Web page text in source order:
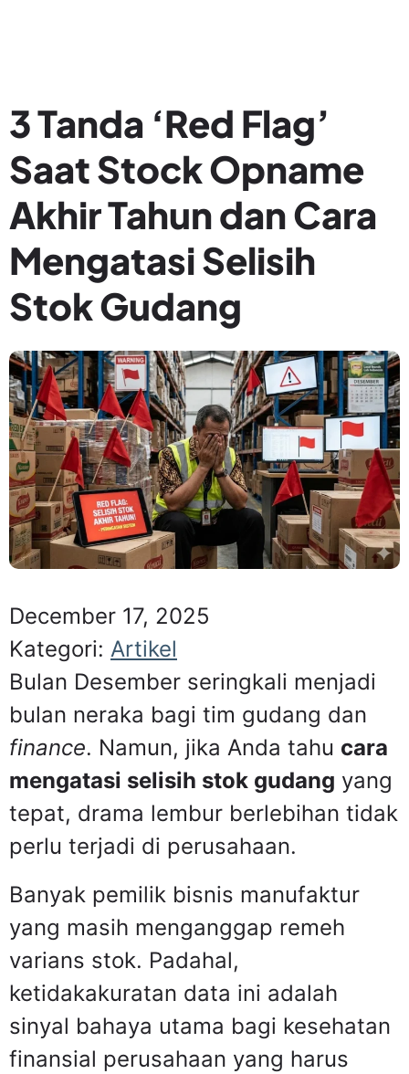
3 Tanda ‘Red Flag’
Saat Stock Opname
Akhir Tahun dan Cara
Mengatasi Selisih
Stok Gudang
December 17, 2025
Kategori: Artikel
Bulan Desember seringkali menjadi
bulan neraka bagi tim gudang dan
finance. Namun, jika Anda tahu cara
mengatasi selisih stok gudang yang
tepat, drama lembur berlebihan tidak
perlu terjadi di perusahaan.
Banyak pemilik bisnis manufaktur
yang masih menganggap remeh
varians stok. Padahal,
ketidakakuratan data ini adalah
sinyal bahaya utama bagi kesehatan
finansial perusahaan yang harus